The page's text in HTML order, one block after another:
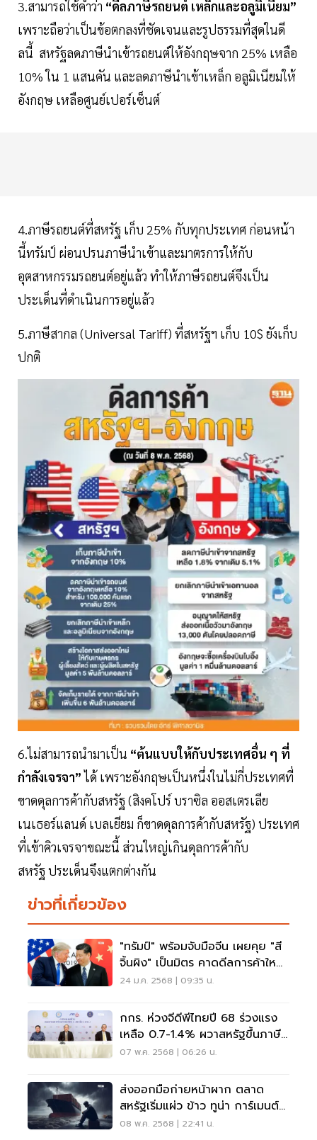
3.สามารถใช้คำว่า “ดีลภาษีรถยนต์ เหล็กและอลูมิเนียม”
เพราะถือว่าเป็นข้อตกลงที่ชัดเจนและรูปธรรมที่สุดในดี
ลนี้ สหรัฐลดภาษีนำเข้ารถยนต์ให้อังกฤษจาก 25% เหลือ
10% ใน 1 แสนคัน และลดภาษีนำเข้าเหล็ก อลูมิเนียมให้
อังกฤษ เหลือศูนย์เปอร์เซ็นต์
4.ภาษีรถยนต์ที่สหรัฐ เก็บ 25% กับทุกประเทศ ก่อนหน้า
นี้ทรัมป์ ผ่อนปรนภาษีนำเข้าและมาตรการให้กับ
อุตสาหกรรมรถยนต์อยู่แล้ว ทำให้ภาษีรถยนต์จึงเป็น
ประเด็นที่ดำเนินการอยู่แล้ว
5.ภาษีสากล (Universal Tariff) ที่สหรัฐฯ เก็บ 10$ ยังเก็บ
ปกติ
6.ไม่สามารถนำมาเป็น “ต้นแบบให้กับประเทศอื่น ๆ ที่
กำลังเจรจา”ได้ เพราะอังกฤษเป็นหนึ่งในไม่กี่ประเทศที่
ขาดดุลการค้ากับสหรัฐ (สิงคโปร์ บราซิล ออสเตรเลีย
เนเธอร์แลนด์ เบลเยียม ก็ขาดดุลการค้ากับสหรัฐ) ประเทศ
ที่เข้าคิวเจรจาขณะนี้ ส่วนใหญ่เกินดุลการค้ากับ
สหรัฐ ประเด็นจึงแตกต่างกัน
ข่าวที่เกี่ยวข้อง
"ทรัมป์" พร้อมจับมือจีน เผยคุย "สี
จิ้นผิง" เป็นมิตร คาดดีลการค้าใหญ่
กำลังมา
24 ม.ค. 2568 | 09:35 น.
กกร. ห่วงจีดีพีไทยปี 68 ร่วงแรง
เหลือ 0.7-1.4% ผวาสหรัฐขึ้นภาษี
36%
07 พ.ค. 2568 | 06:26 น.
ส่งออกมือก่ายหน้าผาก ตลาด
สหรัฐเริ่มแผ่ว ข้าว ทูน่า การ์เมนต์
ออร์เดอร์วูบ
08 พ.ค. 2568 | 22:41 น.